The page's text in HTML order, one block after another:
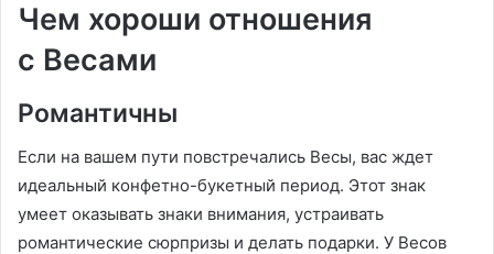
Чем хороши отношения
с Весами
Романтичны
Если на вашем пути повстречались Весы, вас ждет
идеальный конфетно-букетный период. Этот знак
умеет оказывать знаки внимания, устраивать
романтические сюрпризы и делать подарки. У Весов